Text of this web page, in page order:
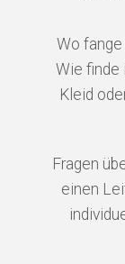
Wo
Wie finde
Kleid
Fragen
einen